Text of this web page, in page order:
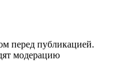
перед публикацией.
модерацию